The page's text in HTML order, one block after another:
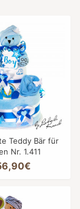
Teddy Bär für
Nr. 1.411